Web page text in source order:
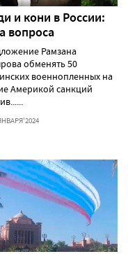
и кони в России:
вопроса
Рамзана
обменять 50
военнопленных на
Америкой санкций